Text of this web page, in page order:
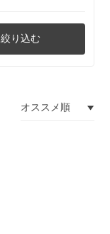
絞り込む